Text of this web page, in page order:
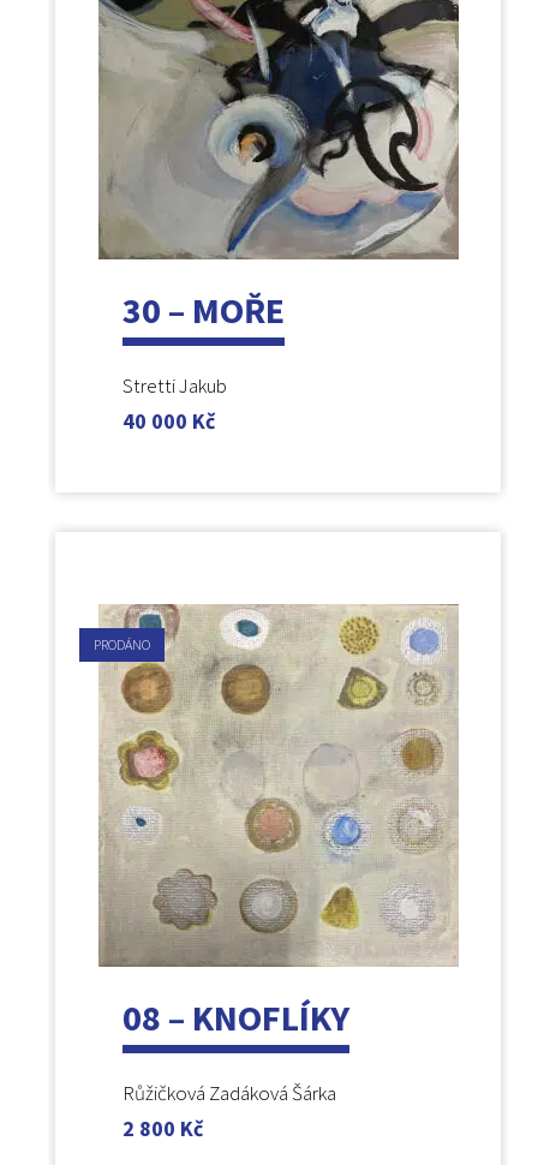
30 – MOŘE
Stretti Jakub
40 000 Kč
PRODÁNO
08 – KNOFLÍKY
Růžičková Zadáková Šárka
2 800 Kč